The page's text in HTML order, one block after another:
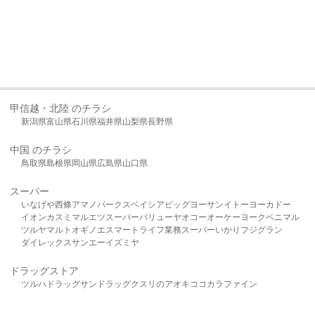
甲信越・北陸 のチラシ
新潟県富山県石川県福井県山梨県長野県
中国 のチラシ
鳥取県島根県岡山県広島県山口県
スーパー
いなげや西條アマノパークスベイシア ビッグヨーサンイトーヨーカドー
イオンカスミ マルエツスーパーバリューヤオコーオーケー ヨークベニマル
ツルヤマルト オギノ エスマート ライフ業務スーパーいかり フジグラン
ダイレックスサンエーイズミヤ
ドラッグストア
ツルハドラッグサンドラッグクスリのアオキ ココカラファイン